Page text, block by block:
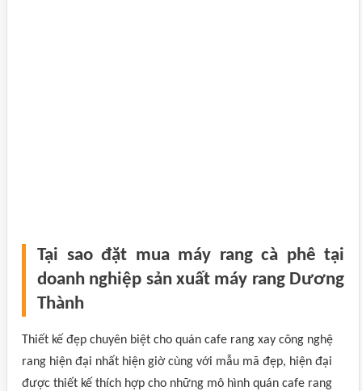
Tại sao đặt mua máy rang cà phê tại
doanh nghiệp sản xuất máy rang Dương
Thành
Thiết kế đẹp chuyên biệt cho quán cafe rang xay công nghệ
rang hiện đại nhất hiện giờ cùng với mẫu mã đẹp, hiện đại
được thiết kế thích hợp cho những mô hình quán cafe rang